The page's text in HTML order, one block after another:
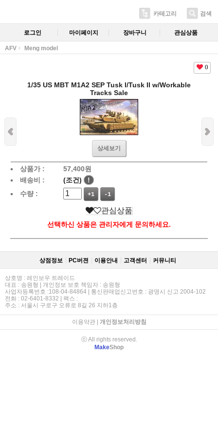
카테고리 검색
로그인 마이페이지 장바구니 관심상품
AFV Meng model
0
1/35 US MBT M1A2 SEP Tusk I/Tusk II w/Workable
Tracks Sale
상세보기
상품가 : 57,400원
배송비 :
(조건)
!
수량 :
+1 -1
관심상품
선택하신 상품은 관리자에게 문의하세요.
상점정보 PC버젼 이용안내 고객센터 커뮤니티
상호명 : 레인보우 트레이드
대표 : 송원형 | 개인정보 보호 책임자 : 송원형
사업자등록번호 :108-04-84864 | 통신판매업신고번호 : 광명시 신고 2004-102
전화 : 02-6401-8332 | 팩스 :
주소 : 서울시 구로구 오류로 8길 26 지하1층
이용약관| 개인정보처리방침
ⓒ All rights reserved.
MakeShop